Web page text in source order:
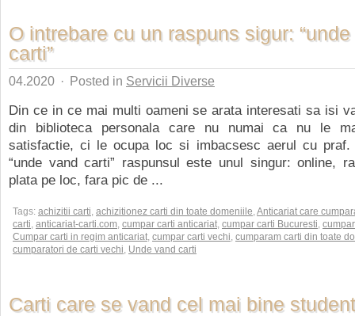
O intrebare cu un raspuns sigur:
carti”
04.2020 · Posted in Servicii Diverse
Din ce in ce mai multi oameni se arata interesati sa isi
din biblioteca personala care nu numai ca nu le
satisfactie, ci le ocupa loc si imbacsesc aerul cu praf.
“unde vand carti” raspunsul este unul singur: online,
plata pe loc, fara pic de ...
Tags: achizitii carti, achizitionez carti din toate domeniile,Anticariat care
carti, anticariat-carti.com, cumpar carti anticariat, cumpar carti Bucuresti,
Cumpar carti in regim anticariat, cumpar carti vechi, cumparam carti din toate
cumparatori de carti vechi, Unde vand carti
Carti care se vand cel mai bine